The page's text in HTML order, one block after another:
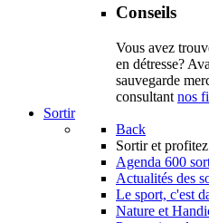
Conseils
Vous avez
en détresse?
sauvegarde
consultant nos
Sortir
Back
Sortir et
Agenda 600
Actualités des
Le sport, c'est
Nature et